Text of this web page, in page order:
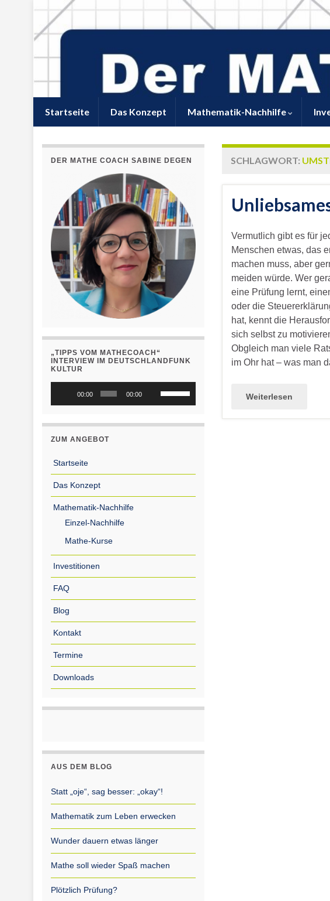
Startseite Das Konzept Mathematik-Nachhilfe
SCHLAGWORT:
Vermutlich gibt es für
Menschen etwas, das
machen muss, aber
meiden würde. Wer
eine Prüfung lernt,
oder die
hat, kennt die
sich selbst zu
Obgleich man viele
im Ohr hat – was man
Weiterlesen
DER MATHE COACH SABINE DEGEN
„TIPPS VOM MATHECOACH“
INTERVIEW IM DEUTSCHLANDFUNK
KULTUR
00:00 00:00
zu
ZUM ANGEBOT
Startseite
Das Konzept
Mathematik-Nachhilfe
Einzel-Nachhilfe
Mathe-Kurse
Investitionen
FAQ
Blog
Kontakt
Termine
Downloads
AUS DEM BLOG
Statt „oje“, sag besser: „okay“!
Mathematik zum Leben erwecken
Wunder dauern etwas länger
Mathe soll wieder Spaß machen
Plötzlich Prüfung?